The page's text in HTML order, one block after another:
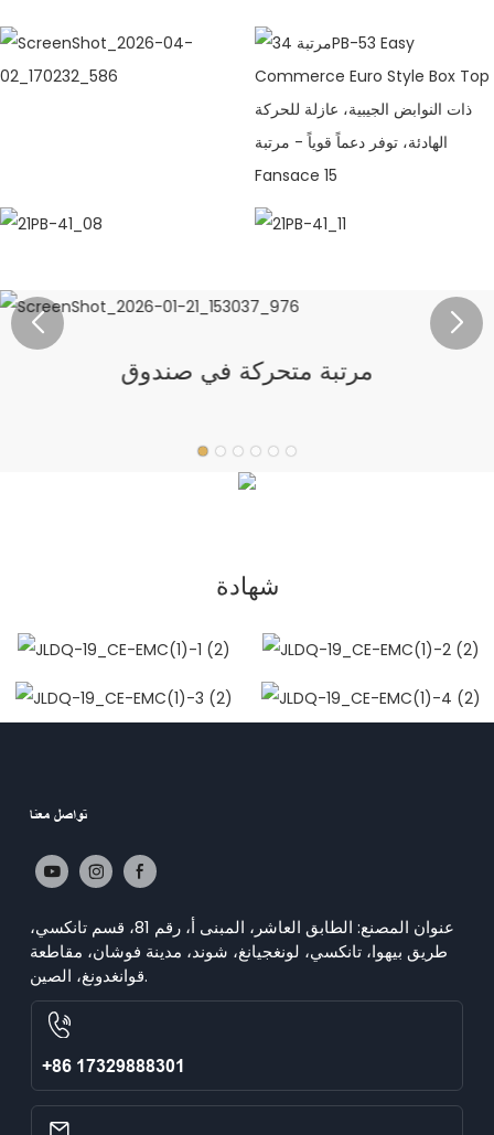
مرتبة متحركة في صندوق
شهادة
تواصل معنا
عنوان المصنع: الطابق العاشر، المبنى أ، رقم 81، قسم تانكسي،
طريق بيهوا، تانكسي، لونغجيانغ، شوند، مدينة فوشان، مقاطعة
قوانغدونغ، الصين.
+86 17329888301